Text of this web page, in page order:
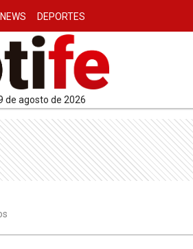
DEPORTES
de agosto de 2026